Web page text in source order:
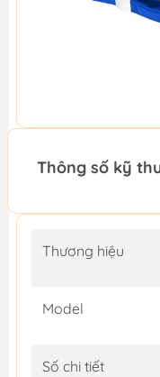
Thông số kỹ
Thương hiệu
Model
Số chi tiết